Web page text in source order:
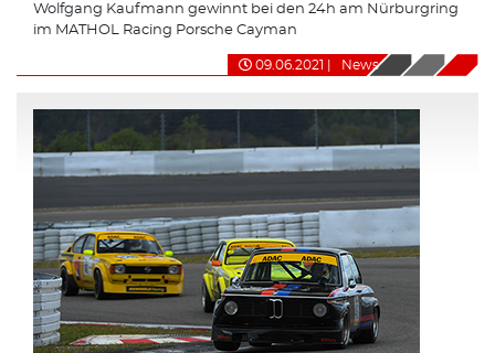
Wolfgang Kaufmann gewinnt bei den 24h am Nürburgring
im MATHOL Racing Porsche Cayman
09.06.2021 News